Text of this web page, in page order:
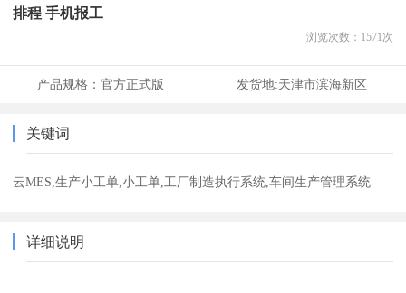
排程 手机报工
浏览次数： 1571次
产品规格： 官方正式版 发货地:天津市滨海新区
关键词
云MES,生产小工单,小工单,工厂制造执行系统,车间生产管理系统
详细说明